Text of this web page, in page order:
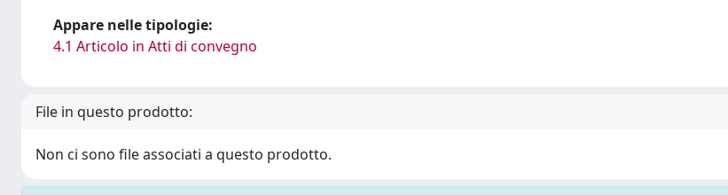
Appare nelle tipologie:
4.1 Articolo in Atti di convegno
File in questo prodotto:
Non ci sono file associati a questo prodotto.